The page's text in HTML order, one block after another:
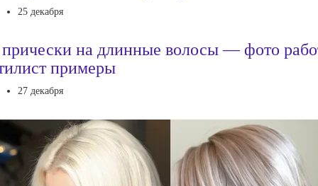
25 декабря
на длинные волосы — фото
примеры
27 декабря